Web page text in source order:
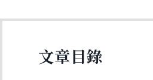
文章目錄